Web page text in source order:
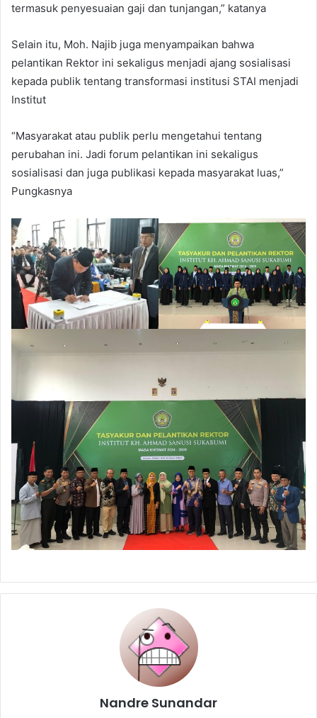
termasuk penyesuaian gaji dan tunjangan,” katanya
Selain itu, Moh. Najib juga menyampaikan bahwa
pelantikan Rektor ini sekaligus menjadi ajang sosialisasi
kepada publik tentang transformasi institusi STAI menjadi
Institut
“Masyarakat atau publik perlu mengetahui tentang
perubahan ini. Jadi forum pelantikan ini sekaligus
sosialisasi dan juga publikasi kepada masyarakat luas,”
Pungkasnya
Nandre Sunandar